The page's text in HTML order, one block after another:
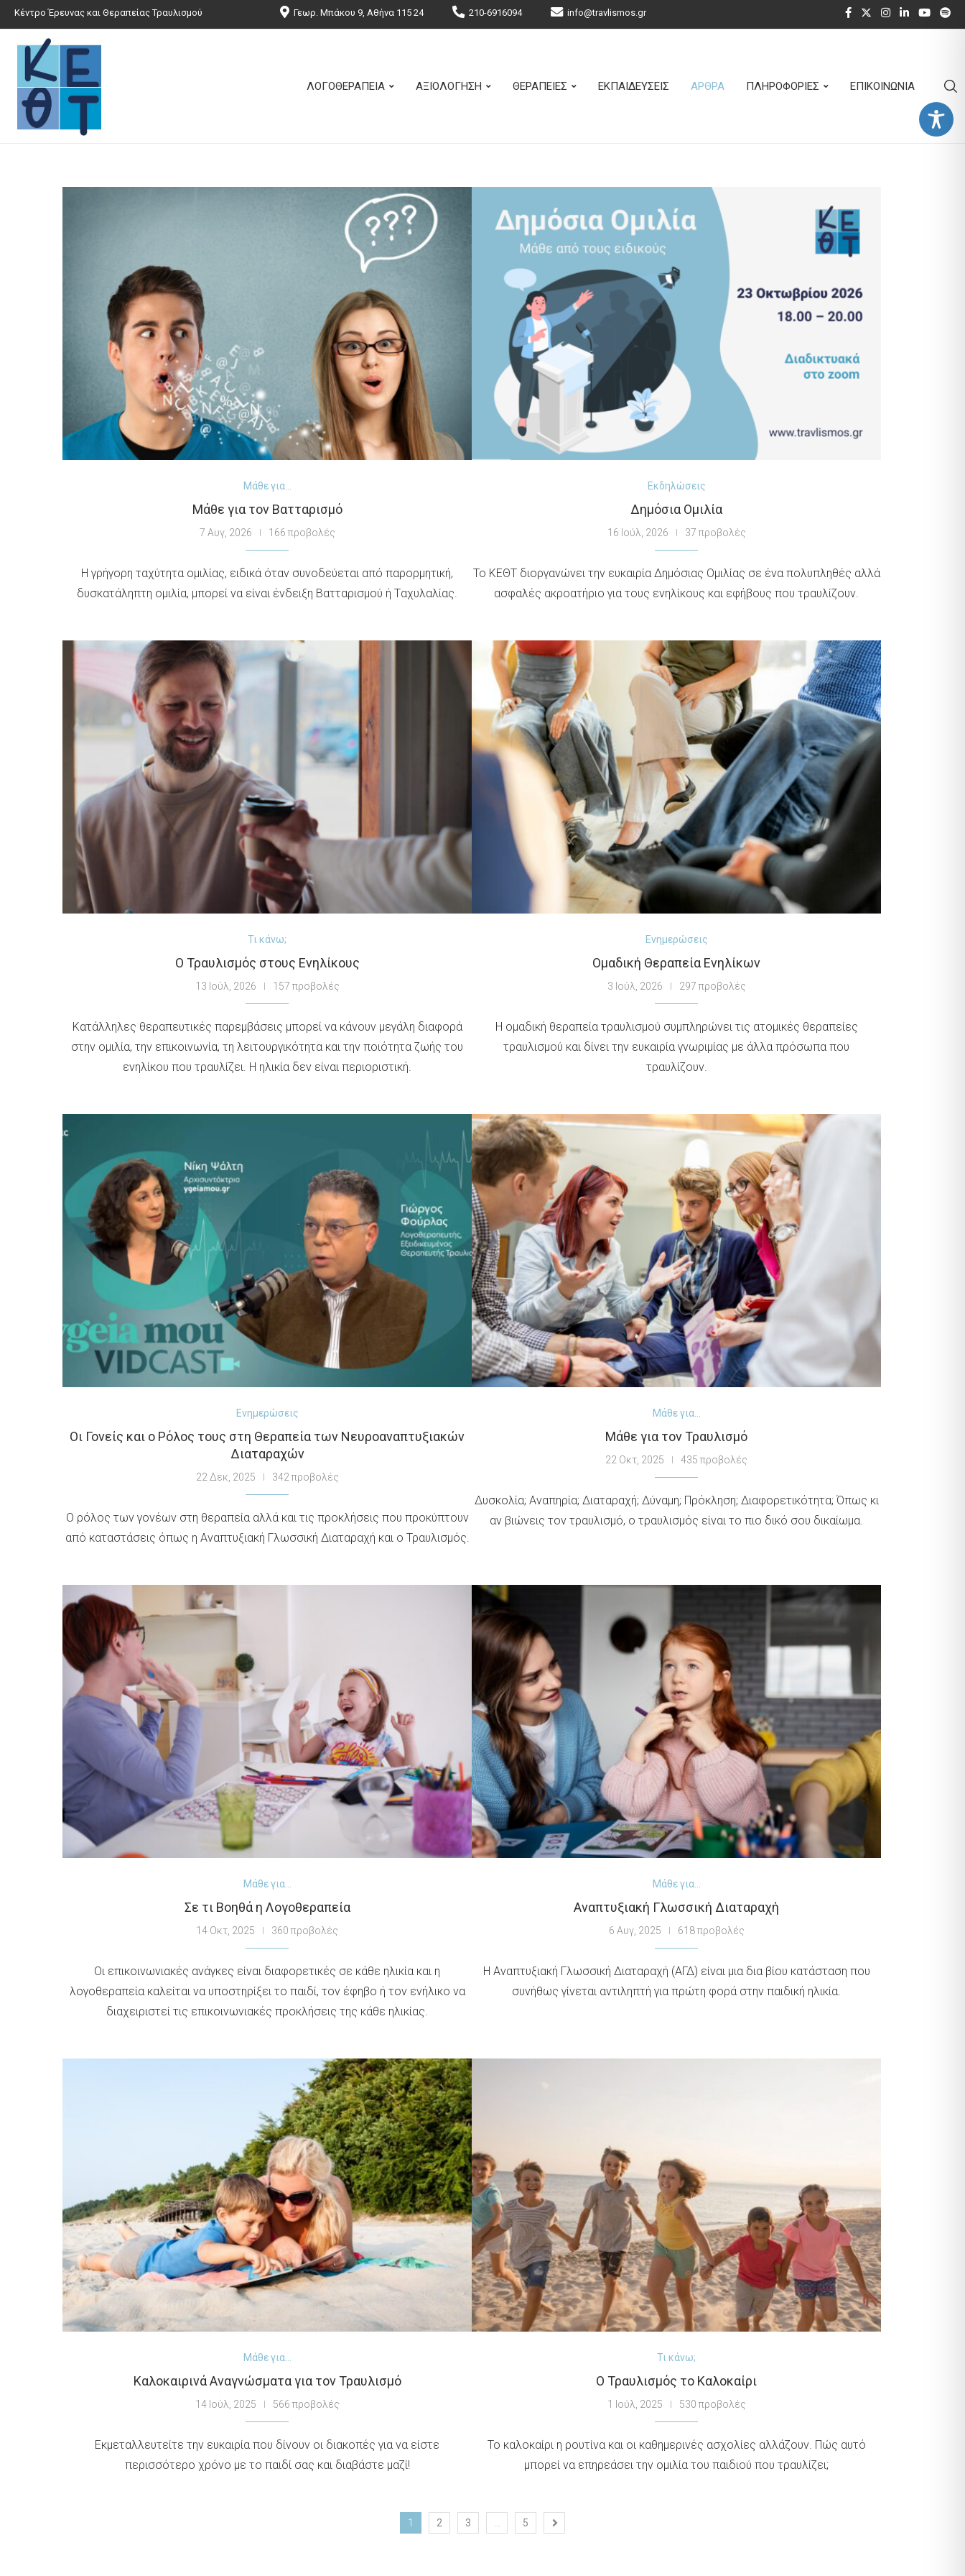
Κέντρο Έρευνας και Θεραπείας Τραυλισμού Γεωρ. Μπάκου 9, Αθήνα 115 24 210-6916094 info@travlismos.gr
ΛΟΓΟΘΕΡΑΠΕΙΑ ΑΞΙΟΛΟΓΗΣΗ ΘΕΡΑΠΕΙΕΣ ΕΚΠΑΙΔΕΥΣΕΙΣ ΑΡΘΡΑ ΠΛΗΡΟΦΟΡΙΕΣ ΕΠΙΚΟΙΝΩΝΙΑ
Μάθε για...
Μάθε για τον Βατταρισμό
7 Αυγ, 2026 166 προβολές
Η γρήγορη ταχύτητα ομιλίας, ειδικά όταν συνοδεύεται από παρορμητική,
δυσκατάληπτη ομιλία, μπορεί να είναι ένδειξη Bατταρισμού ή Tαχυλαλίας.
Εκδηλώσεις
Δημόσια Ομιλία
16 Ιούλ, 2026 37 προβολές
Το ΚΕΘΤ διοργανώνει την ευκαιρία Δημόσιας Ομιλίας σε ένα πολυπληθές αλλά
ασφαλές ακροατήριο για τους ενηλίκους και εφήβους που τραυλίζουν.
Τι κάνω;
Ο Τραυλισμός στους Ενηλίκους
13 Ιούλ, 2026 157 προβολές
Κατάλληλες θεραπευτικές παρεμβάσεις μπορεί να κάνουν μεγάλη διαφορά
στην ομιλία, την επικοινωνία, τη λειτουργικότητα και την ποιότητα ζωής του
ενηλίκου που τραυλίζει. Η ηλικία δεν είναι περιοριστική.
Ενημερώσεις
Ομαδική Θεραπεία Ενηλίκων
3 Ιούλ, 2026 297 προβολές
Η ομαδική θεραπεία τραυλισμού συμπληρώνει τις ατομικές θεραπείες
τραυλισμού και δίνει την ευκαιρία γνωριμίας με άλλα πρόσωπα που
τραυλίζουν.
Ενημερώσεις
Οι Γονείς και ο Ρόλος τους στη Θεραπεία των Νευροαναπτυξιακών
Διαταραχών
22 Δεκ, 2025 342 προβολές
Ο ρόλος των γονέων στη θεραπεία αλλά και τις προκλήσεις που προκύπτουν
από καταστάσεις όπως η Αναπτυξιακή Γλωσσική Διαταραχή και ο Τραυλισμός.
Μάθε για...
Μάθε για τον Τραυλισμό
22 Οκτ, 2025 435 προβολές
Δυσκολία; Αναπηρία; Διαταραχή; Δύναμη; Πρόκληση; Διαφορετικότητα; Όπως κι
αν βιώνεις τον τραυλισμό, ο τραυλισμός είναι το πιο δικό σου δικαίωμα.
Μάθε για...
Σε τι Βοηθά η Λογοθεραπεία
14 Οκτ, 2025 360 προβολές
Οι επικοινωνιακές ανάγκες είναι διαφορετικές σε κάθε ηλικία και η
λογοθεραπεία καλείται να υποστηρίξει το παιδί, τον έφηβο ή τον ενήλικο να
διαχειριστεί τις επικοινωνιακές προκλήσεις της κάθε ηλικίας.
Μάθε για...
Αναπτυξιακή Γλωσσική Διαταραχή
6 Αυγ, 2025 618 προβολές
Η Αναπτυξιακή Γλωσσική Διαταραχή (ΑΓΔ) είναι μια δια βίου κατάσταση που
συνήθως γίνεται αντιληπτή για πρώτη φορά στην παιδική ηλικία.
Μάθε για...
Καλοκαιρινά Αναγνώσματα για τον Τραυλισμό
14 Ιούλ, 2025 566 προβολές
Εκμεταλλευτείτε την ευκαιρία που δίνουν οι διακοπές για να είστε
περισσότερο χρόνο με το παιδί σας και διαβάστε μαζί!
Τι κάνω;
Ο Τραυλισμός το Καλοκαίρι
1 Ιούλ, 2025 530 προβολές
Το καλοκαίρι η ρουτίνα και οι καθημερινές ασχολίες αλλάζουν. Πώς αυτό
μπορεί να επηρεάσει την ομιλία του παιδιού που τραυλίζει;
1 2 3 5